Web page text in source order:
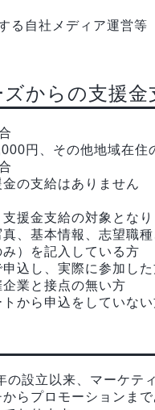
る自社メディア運営等
からの支援金
円、その他地域在住
の支給はありません
援金支給の対象とな
真、基本情報、志望職
）を記入している方
申込し、実際に参加し
企業と接点の無い方
トから申込をしていな
の設立以来、マーケ
らプロモーションま